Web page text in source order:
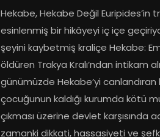
Hekabe, Hekabe Değil
esinlenmiş bir hikâyeyi iç içe
şeyini kaybetmiş kraliçe Hekabe:
öldüren Trakya Kralı’ndan intikam
günümüzde Hekabe’yi
çocuğunun kaldığı kurumda kötü
çıkması üzerine devlet karşısında
zamanki dikkati, hassasiyeti ve